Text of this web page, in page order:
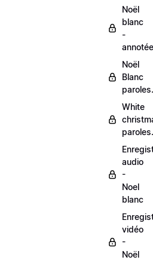
Noël
blanc
-
Noël
Blanc
White
audio
-
Noel
blanc
vidéo
-
Noël